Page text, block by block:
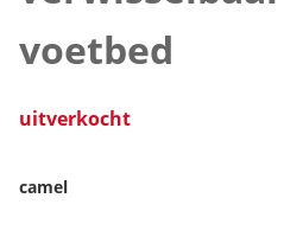
voetbed
uitverkocht
camel